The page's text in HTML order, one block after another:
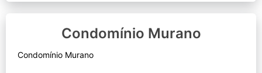
Condomínio Murano
Condomínio Murano